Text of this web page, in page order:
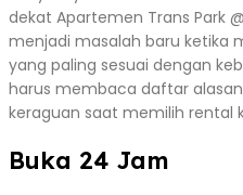
dekat Apartemen Trans Park
menjadi masalah baru ketika
yang paling sesuai dengan
harus membaca daftar
keraguan saat memilih rental
Buka 24 Jam